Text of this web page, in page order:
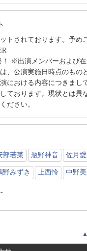
トされております。予め
！ ※出演メンバーおよび
、公演実施日時点のもの
における内容につきまし
ております。現状とは異
ださい。
部若菜 瓶野神音 佐月
野みずき 上西怜 中野